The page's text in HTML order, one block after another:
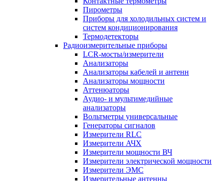
Пирометры
Приборы для холодильных систем и
систем кондиционирования
Термодетекторы
Радиоизмерительные приборы
LCR-мосты/измерители
Анализаторы
Анализаторы кабелей и антенн
Анализаторы мощности
Аттенюаторы
Аудио- и мультимедийные
анализаторы
Вольтметры универсальные
Генераторы сигналов
Измерители RLC
Измерители АЧХ
Измерители мощности ВЧ
Измерители электрической мощности
Измерители ЭМС
Измерительные антенны